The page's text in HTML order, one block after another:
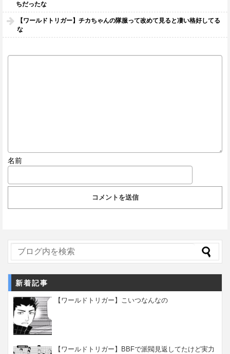
ちだったな
【ワールドトリガー】チカちゃんの隊服って改めて見ると凄い格好してる
な
名前
新着記事
【ワールドトリガー】こいつなんなの
【ワールドトリガー】BBFで派閥見返してたけど実力